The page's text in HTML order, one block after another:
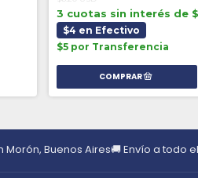
3 cuotas sin interés de
$4 en Efectivo
$5 por Transferencia
Morón, Buenos Aires🚚 Envío a todo